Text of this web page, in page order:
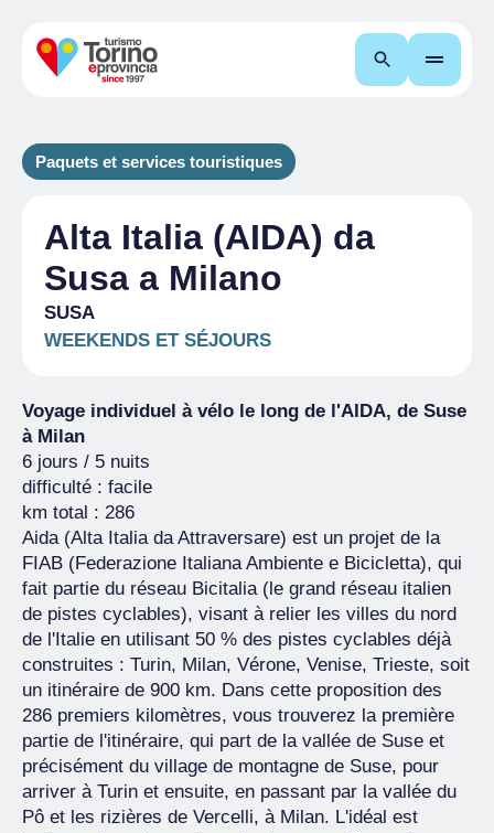
Recherche
Paquets et services touristiques
Alta Italia (AIDA) da
Susa a Milano
SUSA
WEEKENDS ET SÉJOURS
Voyage individuel à vélo le long de l'AIDA, de Suse
à Milan
6 jours / 5 nuits
difficulté : facile
km total : 286
Aida (Alta Italia da Attraversare) est un projet de la
FIAB (Federazione Italiana Ambiente e Bicicletta), qui
fait partie du réseau Bicitalia (le grand réseau italien
de pistes cyclables), visant à relier les villes du nord
de l'Italie en utilisant 50 % des pistes cyclables déjà
construites : Turin, Milan, Vérone, Venise, Trieste, soit
un itinéraire de 900 km. Dans cette proposition des
286 premiers kilomètres, vous trouverez la première
partie de l'itinéraire, qui part de la vallée de Suse et
précisément du village de montagne de Suse, pour
arriver à Turin et ensuite, en passant par la vallée du
Pô et les rizières de Vercelli, à Milan. L'idéal est